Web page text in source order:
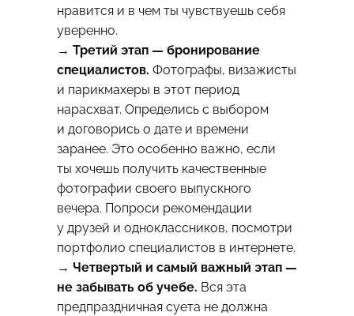
нравится и в чем ты чувствуешь себя
уверенно.
→ Третий этап — бронирование
специалистов. Фотографы, визажисты
и парикмахеры в этот период
нарасхват. Определись с выбором
и договорись о дате и времени
заранее. Это особенно важно, если
ты хочешь получить качественные
фотографии своего выпускного
вечера. Попроси рекомендации
у друзей и одноклассников, посмотри
портфолио специалистов в интернете.
→ Четвертый и самый важный этап —
не забывать об учебе. Вся эта
предпраздничная суета не должна